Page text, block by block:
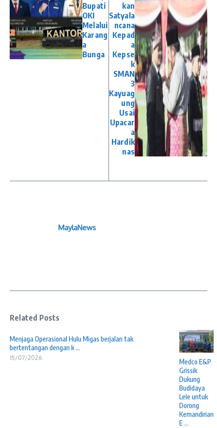
Bupati
OKI
Melalui
Karang
a
Bunga
kan
Satyala
ncana
Kepad
a
Kepse
k
SMAN
3
Kayuag
ung
Usai
Upacar
a
Hardik
nas
MaylaNews
Related Posts
Menjaga Operasional Hulu Migas berjalan tak
bertentangan dengan k ...
15/07/2026
Medco E&P
Grissik
Dukung
Budidaya
Lele untuk
Dorong
Kemandirian
E ...